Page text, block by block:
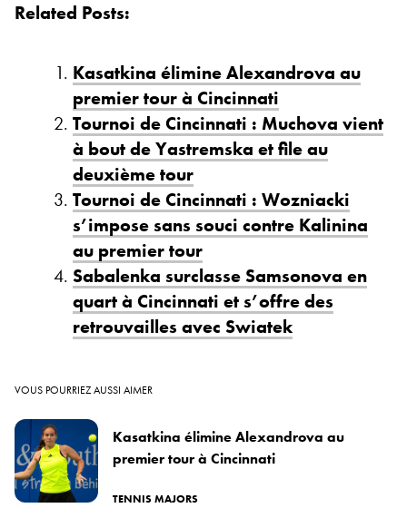
Related Posts:
Kasatkina élimine Alexandrova au
premier tour à Cincinnati
Tournoi de Cincinnati : Muchova vient
à bout de Yastremska et file au
deuxième tour
Tournoi de Cincinnati : Wozniacki
s’impose sans souci contre Kalinina
au premier tour
Sabalenka surclasse Samsonova en
quart à Cincinnati et s’offre des
retrouvailles avec Swiatek
VOUS POURRIEZ AUSSI AIMER
Kasatkina élimine Alexandrova au
premier tour à Cincinnati
TENNIS MAJORS